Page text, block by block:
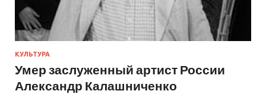
КУЛЬТУРА
Умер заслуженный артист России
Александр Калашниченко